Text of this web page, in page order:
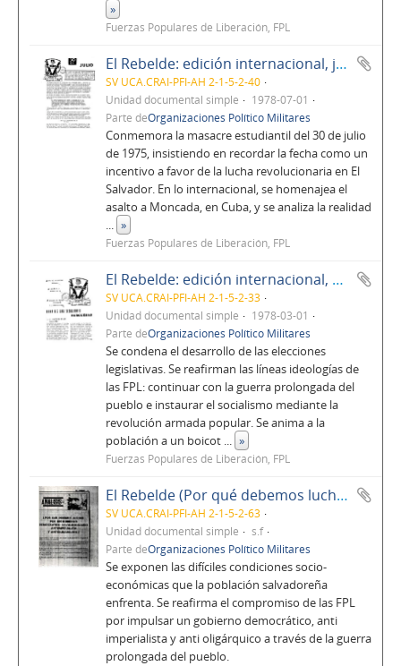
»
Fuerzas Populares de Liberación, FPL
El Rebelde: edición internacional, julio de 1978, No. 6, Año 1
SV UCA.CRAI-PFI-AH 2-1-5-2-40
Unidad documental simple
1978-07-01
Parte deOrganizaciones Político Militares
Conmemora la masacre estudiantil del 30 de julio
de 1975, insistiendo en recordar la fecha como un
incentivo a favor de la lucha revolucionaria en El
Salvador. En lo internacional, se homenajea el
asalto a Moncada, en Cuba, y se analiza la realidad
... »
Fuerzas Populares de Liberación, FPL
El Rebelde: edición internacional, marzo de 1978, No. 2, Año 1
SV UCA.CRAI-PFI-AH 2-1-5-2-33
Unidad documental simple
1978-03-01
Parte deOrganizaciones Político Militares
Se condena el desarrollo de las elecciones
legislativas. Se reafirman las líneas ideologías de
las FPL: continuar con la guerra prolongada del
pueblo e instaurar el socialismo mediante la
revolución armada popular. Se anima a la
población a un boicot ... »
Fuerzas Populares de Liberación, FPL
El Rebelde (Por qué debemos luchar)
SV UCA.CRAI-PFI-AH 2-1-5-2-63
Unidad documental simple
s.f
Parte deOrganizaciones Político Militares
Se exponen las difíciles condiciones socio-
económicas que la población salvadoreña
enfrenta. Se reafirma el compromiso de las FPL
por impulsar un gobierno democrático, anti
imperialista y anti oligárquico a través de la guerra
prolongada del pueblo.